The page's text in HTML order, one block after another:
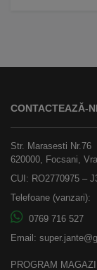
CONTACTEAZĂ-
Str. Marasesti Nr.76
620000, Focsani,
CUI: RO2770975 –
Telefoane (vanzari):
0769 716 527
Email:
PROGRAM